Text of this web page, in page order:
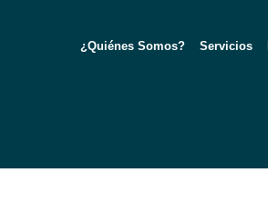
¿Quiénes Somos? Servicios